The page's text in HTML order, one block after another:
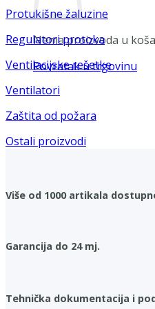
Nema proizvoda u
Povratak u trgovinu
Protukišne žaluzine
Regulatori protoka
Ventilacijske rešetke
Ventilatori
Zaštita od požara
Ostali proizvodi
Više od 1000 artikala
Garancija do 24 mj.
Tehnička dokumentacija i